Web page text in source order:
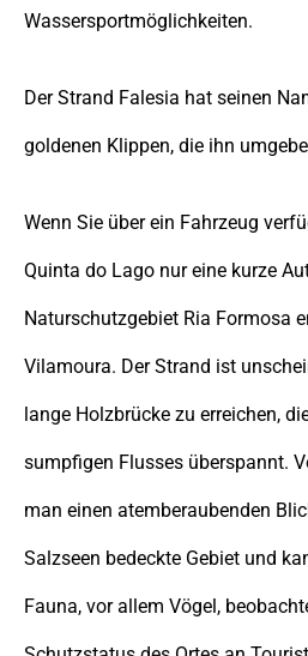
Wassersportmöglichkeiten.
Der Strand Falesia hat seinen
goldenen Klippen, die ihn
Wenn Sie über ein Fahrzeug
Quinta do Lago nur eine kurze
Naturschutzgebiet Ria Formosa
Vilamoura. Der Strand ist
lange Holzbrücke zu erreichen,
sumpfigen Flusses überspannt.
man einen atemberaubenden
Salzseen bedeckte Gebiet und
Fauna, vor allem Vögel,